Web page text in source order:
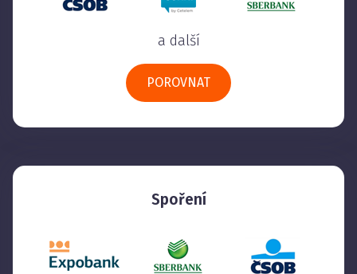
a další
POROVNAT
Spoření